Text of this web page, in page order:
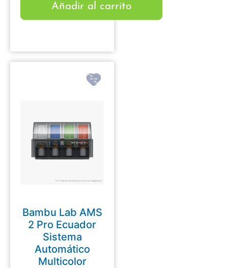
Añadir al carrito
Bambu Lab AMS
2 Pro Ecuador
Sistema
Automático
Multicolor